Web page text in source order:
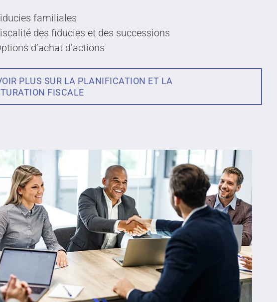
familiales
des fiducies et des successions
d’achat d’actions
PLUS SUR LA PLANIFICATION ET LA
FISCALE